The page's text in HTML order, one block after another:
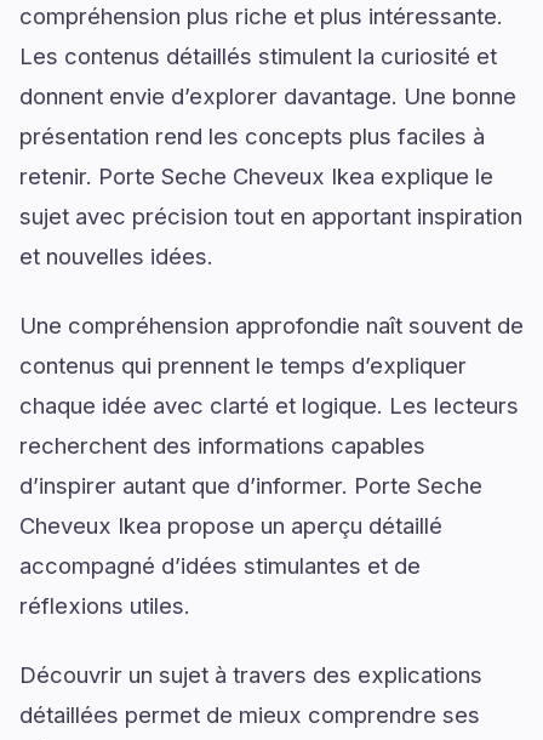
compréhension plus riche et plus intéressante.
Les contenus détaillés stimulent la curiosité et
donnent envie d’explorer davantage. Une bonne
présentation rend les concepts plus faciles à
retenir. Porte Seche Cheveux Ikea explique le
sujet avec précision tout en apportant inspiration
et nouvelles idées.
Une compréhension approfondie naît souvent de
contenus qui prennent le temps d’expliquer
chaque idée avec clarté et logique. Les lecteurs
recherchent des informations capables
d’inspirer autant que d’informer. Porte Seche
Cheveux Ikea propose un aperçu détaillé
accompagné d’idées stimulantes et de
réflexions utiles.
Découvrir un sujet à travers des explications
détaillées permet de mieux comprendre ses